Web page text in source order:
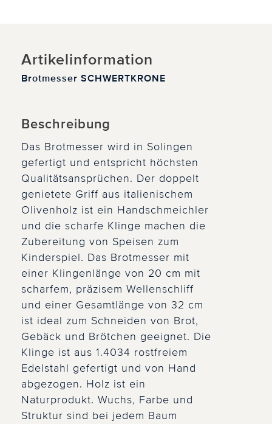
Artikelinformation
Brotmesser SCHWERTKRONE
Beschreibung
Das Brotmesser wird in Solingen
gefertigt und entspricht höchsten
Qualitätsansprüchen. Der doppelt
genietete Griff aus italienischem
Olivenholz ist ein Handschmeichler
und die scharfe Klinge machen die
Zubereitung von Speisen zum
Kinderspiel. Das Brotmesser mit
einer Klingenlänge von 20 cm mit
scharfem, präzisem Wellenschliff
und einer Gesamtlänge von 32 cm
ist ideal zum Schneiden von Brot,
Gebäck und Brötchen geeignet. Die
Klinge ist aus 1.4034 rostfreiem
Edelstahl gefertigt und von Hand
abgezogen. Holz ist ein
Naturprodukt. Wuchs, Farbe und
Struktur sind bei jedem Baum